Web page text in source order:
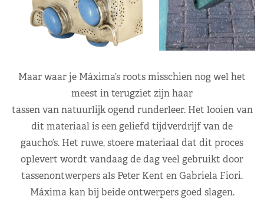
Maar waar je Máxima’s roots misschien nog wel het
meest in terugziet zijn haar
tassen van natuurlijk ogend runderleer. Het looien van
dit materiaal is een geliefd tijdverdrijf van de
gaucho’s. Het ruwe, stoere materiaal dat dit proces
oplevert wordt vandaag de dag veel gebruikt door
tassenontwerpers als Peter Kent en Gabriela Fiori.
Máxima kan bij beide ontwerpers goed slagen.